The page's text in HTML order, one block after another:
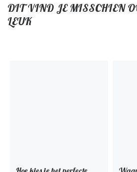
DIT VIND JE MISSCHIEN
LEUK